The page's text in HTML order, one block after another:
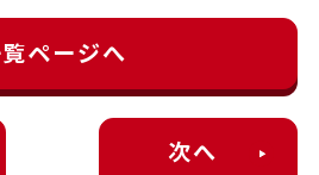
ページへ
次へ